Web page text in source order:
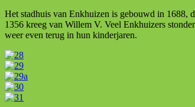
Het stadhuis van Enkhuizen is gebouwd in 1688,
1356 kreeg van Willem V. Veel Enkhuizers
weer even terug in hun kinderjaren.